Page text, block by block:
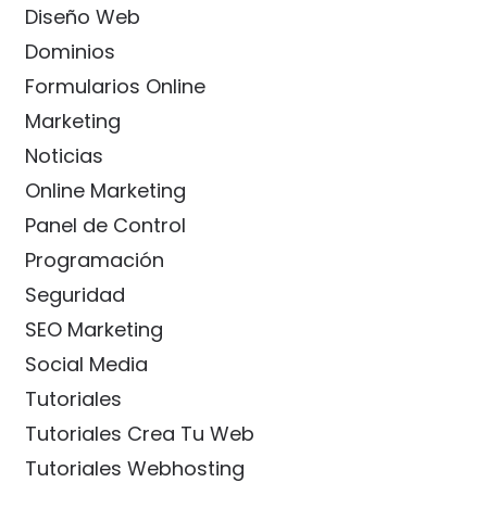
Diseño Web
Dominios
Formularios Online
Marketing
Noticias
Online Marketing
Panel de Control
Programación
Seguridad
SEO Marketing
Social Media
Tutoriales
Tutoriales Crea Tu Web
Tutoriales Webhosting